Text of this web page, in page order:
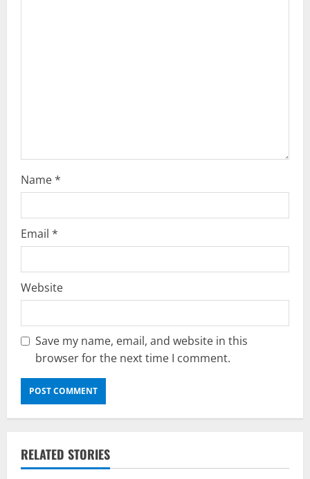
Name*
Email *
Website
Save my name, email, and website in this
browser for the next time I comment.
RELATED STORIES